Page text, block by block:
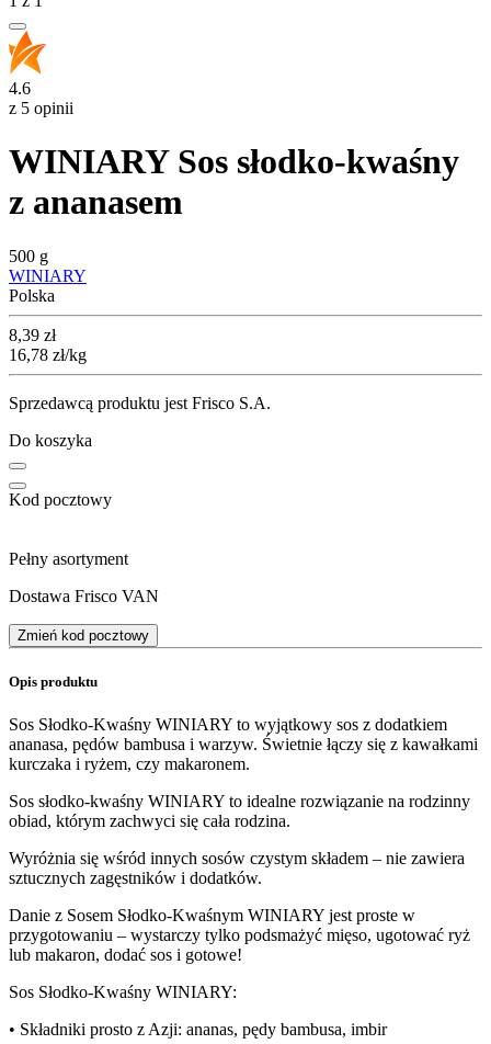
4.6
z 5 opinii
WINIARY Sos słodko-kwaśny
z ananasem
500 g
WINIARY
Polska
Cena
8,39 zł
16,78 zł/kg
Sprzedawcą produktu jest Frisco S.A.
Do koszyka
Kod pocztowy
Pełny asortyment
Dostawa Frisco VAN
Zmień kod pocztowy
Opis produktu
Sos Słodko-Kwaśny WINIARY to wyjątkowy sos z dodatkiem
ananasa, pędów bambusa i warzyw. Świetnie łączy się z kawałkami
kurczaka i ryżem, czy makaronem.
Sos słodko-kwaśny WINIARY to idealne rozwiązanie na rodzinny
obiad, którym zachwyci się cała rodzina.
Wyróżnia się wśród innych sosów czystym składem – nie zawiera
sztucznych zagęstników i dodatków.
Danie z Sosem Słodko-Kwaśnym WINIARY jest proste w
przygotowaniu – wystarczy tylko podsmażyć mięso, ugotować ryż
lub makaron, dodać sos i gotowe!
Sos Słodko-Kwaśny WINIARY:
• Składniki prosto z Azji: ananas, pędy bambusa, imbir